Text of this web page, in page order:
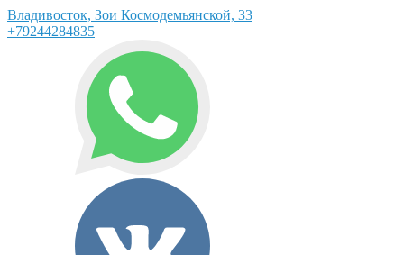
Владивосток, Зои Космодемьянской, 33
+79244284835